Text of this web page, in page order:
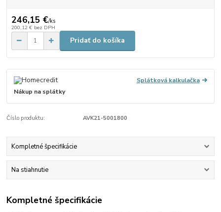
246,15 €/ks
200,12 € bez DPH
Pridať do košíka
Splátková kalkulačka
Nákup na splátky
Číslo produktu: AVK21-5001800
Kompletné špecifikácie
Na stiahnutie
Kompletné špecifikácie